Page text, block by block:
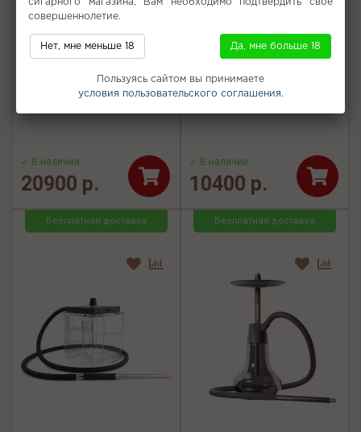
Blue / Gold 21см (Полный
комплект)
✓ В наличии
20900 р.
35см (Без колбы)
✓ В наличии
10400 р.
Бесплатная доставка Бесплатная доставка
сигарного магазина, Вам необходимо подтвердить свое
совершеннолетие.
Нет, мне меньше 18 Да, мне больше 18
Пользуясь сайтом вы принимаете
условия пользовательского соглашения.